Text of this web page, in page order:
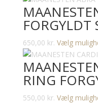
FORGYLDT
650,00 kr. Vælg
RING
550,00 kr. Vælg